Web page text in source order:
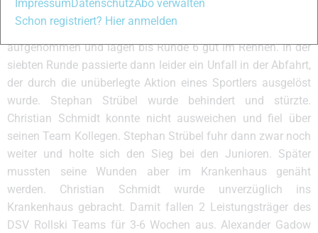
Team. Die Junioren Stephan Strübel und Christian Schmidt
hatten anfangs die Verfolgung von Martin Gillessen
aufgenommen und lagen bis Runde 6 gut im Rennen. In der
siebten Runde passierte dann leider ein Unfall in der Abfahrt,
der durch die unüberlegte Aktion eines Sportlers ausgelöst
wurde. Stephan Strübel wurde behindert und stürzte.
Christian Schmidt konnte nicht ausweichen und fiel über
seinen Team Kollegen. Stephan Strübel fuhr dann zwar noch
weiter und holte sich den Sieg bei den Junioren. Später
mussten seine Wunden aber im Krankenhaus genäht
werden. Christian Schmidt wurde unverzüglich ins
Krankenhaus gebracht. Damit fallen 2 Leistungsträger des
DSV Rollski Teams für 3-6 Wochen aus. Alexander Gadow
ImpressumDatenschutzAbo verwalten
Schon registriert? Hier anmelden